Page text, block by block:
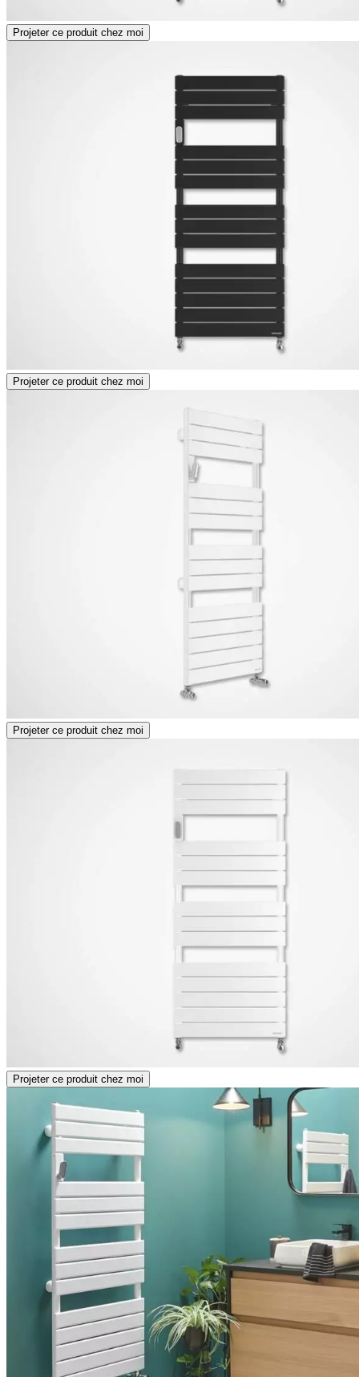
Projeter ce produit chez moi
Projeter ce produit chez moi
Projeter ce produit chez moi
Projeter ce produit chez moi